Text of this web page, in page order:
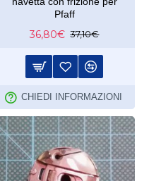
Pfaff
36,80€ 37,10€
CHIEDI INFORMAZIONI